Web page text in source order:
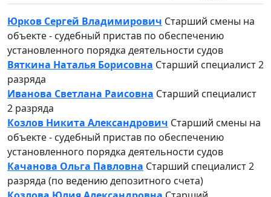
Юрков Сергей Владимирович Старший смены на
объекте - судебный пристав по обеспечению
установленного порядка деятельности судов
Вяткина Наталья Борисовна Старший специалист 2
разряда
Иванова Светлана Раисовна Старший специалист
2 разряда
Козлов Никита Александрович Старший смены на
объекте - судебный пристав по обеспечению
установленного порядка деятельности судов
Качанова Ольга Павловна Старший специалист 2
разряда (по ведению депозитного счета)